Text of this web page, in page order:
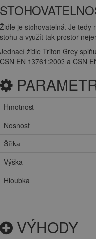
Židle je stohovatelná. Je tedy
stohu a využít tak prostor
Jednací židle Triton Grey
ČSN EN 13761:2003 a ČSN
Hmotnost
Nosnost
Šířka
Výška
Hloubka
VÝHODY